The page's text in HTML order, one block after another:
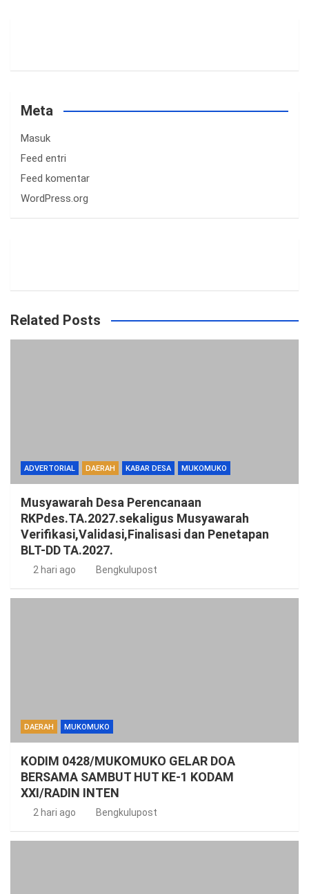
Meta
Masuk
Feed entri
Feed komentar
WordPress.org
Related Posts
ADVERTORIAL DAERAH KABAR DESA MUKOMUKO
Musyawarah Desa Perencanaan
RKPdes.TA.2027.sekaligus Musyawarah
Verifikasi,Validasi,Finalisasi dan Penetapan
BLT-DD TA.2027.
2 hari ago Bengkulupost
DAERAH MUKOMUKO
KODIM 0428/MUKOMUKO GELAR DOA
BERSAMA SAMBUT HUT KE-1 KODAM
XXI/RADIN INTEN
2 hari ago Bengkulupost